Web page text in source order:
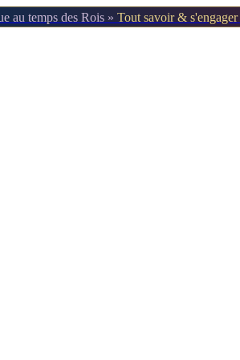
au temps des Rois » Tout savoir &